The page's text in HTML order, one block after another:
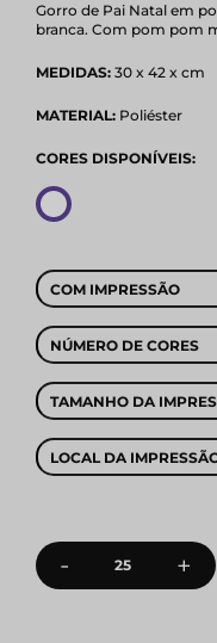
Gorro de Pai Natal em
branca. Com pom pom
MEDIDAS: 30 x 42 x cm
MATERIAL: Poliéster
CORES DISPONÍVEIS:
COM IMPRESSÃO
NÚMERO DE CORES
TAMANHO DA
LOCAL DA
- +